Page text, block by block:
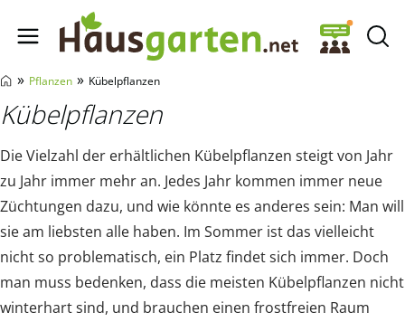
Hausgarten.net
» Pflanzen » Kübelpflanzen
Kübelpflanzen
Die Vielzahl der erhältlichen Kübelpflanzen steigt von Jahr
zu Jahr immer mehr an. Jedes Jahr kommen immer neue
Züchtungen dazu, und wie könnte es anderes sein: Man will
sie am liebsten alle haben. Im Sommer ist das vielleicht
nicht so problematisch, ein Platz findet sich immer. Doch
man muss bedenken, dass die meisten Kübelpflanzen nicht
winterhart sind, und brauchen einen frostfreien Raum